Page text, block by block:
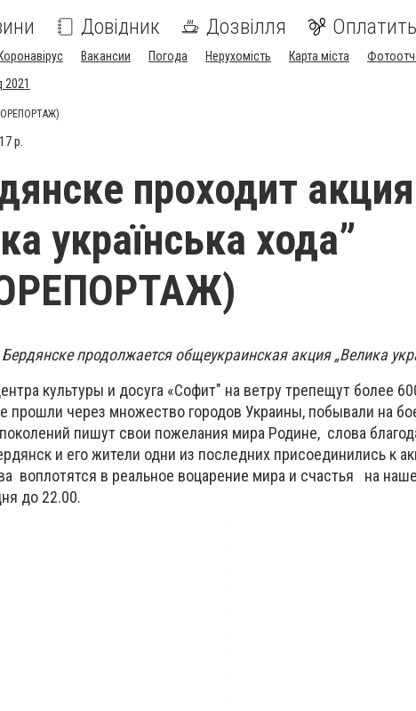
Довідник Дозвілля
Коронавірус Вакансии Погода Нерухомість Карта міста
2021
р.
проходит акция
українська хода”
продолжается общеукраинская акция „Велика
культуры и досуга «Софит" на ветру трепещут более
прошли через множество городов Украины, побывали на
пишут свои пожелания мира Родине, слова
и его жители одни из последних присоединились к
воплотятся в реальное воцарение мира и счастья на
до 22.00.